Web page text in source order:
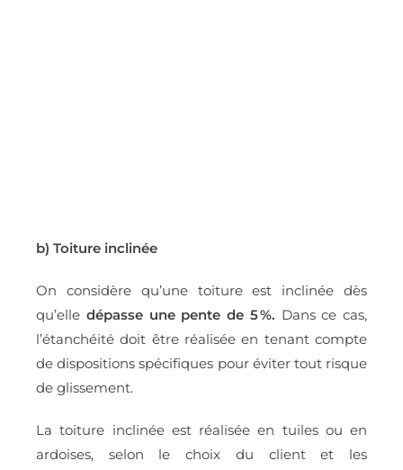
b) Toiture inclinée
On considère qu’une toiture est inclinée dès
qu’elle dépasse une pente de 5 %. Dans ce cas,
l’étanchéité doit être réalisée en tenant compte
de dispositions spécifiques pour éviter tout risque
de glissement.
La toiture inclinée est réalisée en tuiles ou en
ardoises, selon le choix du client et les